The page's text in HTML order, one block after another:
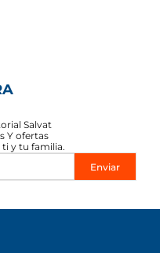
Salvat
Y ofertas
ti y tu familia.
Enviar